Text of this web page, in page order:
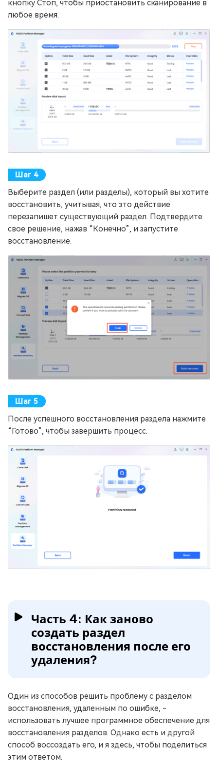
кнопку Стоп, чтобы приостановить сканирование в
любое время.
Выберите раздел (или разделы), который вы хотите
восстановить, учитывая, что это действие
перезапишет существующий раздел. Подтвердите
свое решение, нажав “Конечно”, и запустите
восстановление.
После успешного восстановления раздела нажмите
“Готово”, чтобы завершить процесс.
Часть 4: Как заново
создать раздел
восстановления после его
удаления?
Один из способов решить проблему с разделом
восстановления, удаленным по ошибке, -
использовать лучшее программное обеспечение для
восстановления разделов. Однако есть и другой
способ воссоздать его, и я здесь, чтобы поделиться
этим ответом.